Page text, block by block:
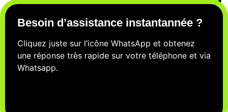
Besoin d’assistance instantannée ?
Cliquez juste sur l’icône WhatsApp et obtenez
une réponse très rapide sur votre téléphone et via
Whatsapp.